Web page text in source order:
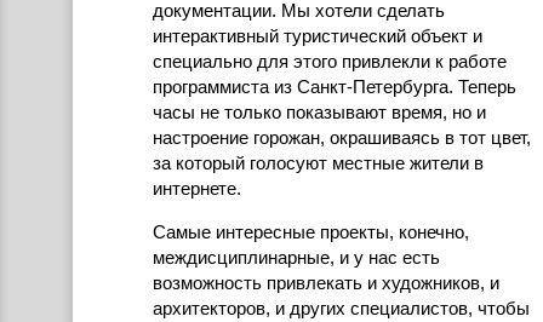
документации. Мы хотели сделать
интерактивный туристический объект и
специально для этого привлекли к работе
программиста из Санкт-Петербурга. Теперь
часы не только показывают время, но и
настроение горожан, окрашиваясь в тот цвет,
за который голосуют местные жители в
интернете.
Самые интересные проекты, конечно,
междисциплинарные, и у нас есть
возможность привлекать и художников, и
архитекторов, и других специалистов, чтобы